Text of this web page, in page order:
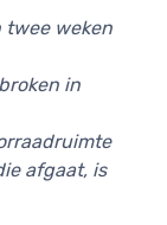
twee weken
in
afgaat, is